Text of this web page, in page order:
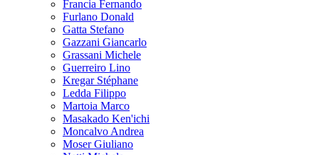
Francia Fernando
Furlano Donald
Gatta Stefano
Gazzani Giancarlo
Grassani Michele
Guerreiro Lino
Kregar Stéphane
Ledda Filippo
Martoia Marco
Masakado Ken'ichi
Moncalvo Andrea
Moser Giuliano